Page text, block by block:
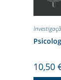
10,50